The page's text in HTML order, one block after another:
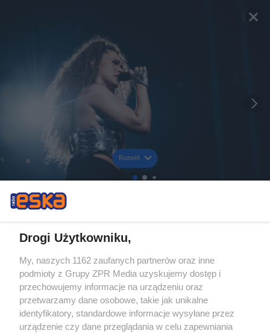
Rozwiń
Drogi Użytkowniku,
My, naszych 1162 zaufanych partnerów oraz inne
podmioty z Grupy ZPR Media uzyskujemy dostęp i
przechowujemy informacje na urządzeniu oraz
przetwarzamy dane osobowe, takie jak unikalne
identyfikatory, standardowe informacje wysyłane przez
urządzenie czy dane przeglądania w celu zapewniania